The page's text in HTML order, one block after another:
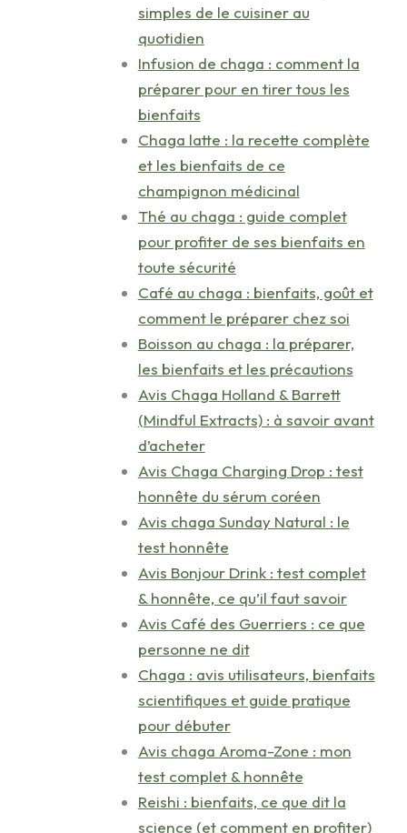
simples de le cuisiner au
quotidien
Infusion de chaga : comment la
préparer pour en tirer tous les
bienfaits
Chaga latte : la recette complète
et les bienfaits de ce
champignon médicinal
Thé au chaga : guide complet
pour profiter de ses bienfaits en
toute sécurité
Café au chaga : bienfaits, goût et
comment le préparer chez soi
Boisson au chaga : la préparer,
les bienfaits et les précautions
Avis Chaga Holland & Barrett
(Mindful Extracts) : à savoir avant
d’acheter
Avis Chaga Charging Drop : test
honnête du sérum coréen
Avis chaga Sunday Natural : le
test honnête
Avis Bonjour Drink : test complet
& honnête, ce qu’il faut savoir
Avis Café des Guerriers : ce que
personne ne dit
Chaga : avis utilisateurs, bienfaits
scientifiques et guide pratique
pour débuter
Avis chaga Aroma-Zone : mon
test complet & honnête
Reishi : bienfaits, ce que dit la
science (et comment en profiter)